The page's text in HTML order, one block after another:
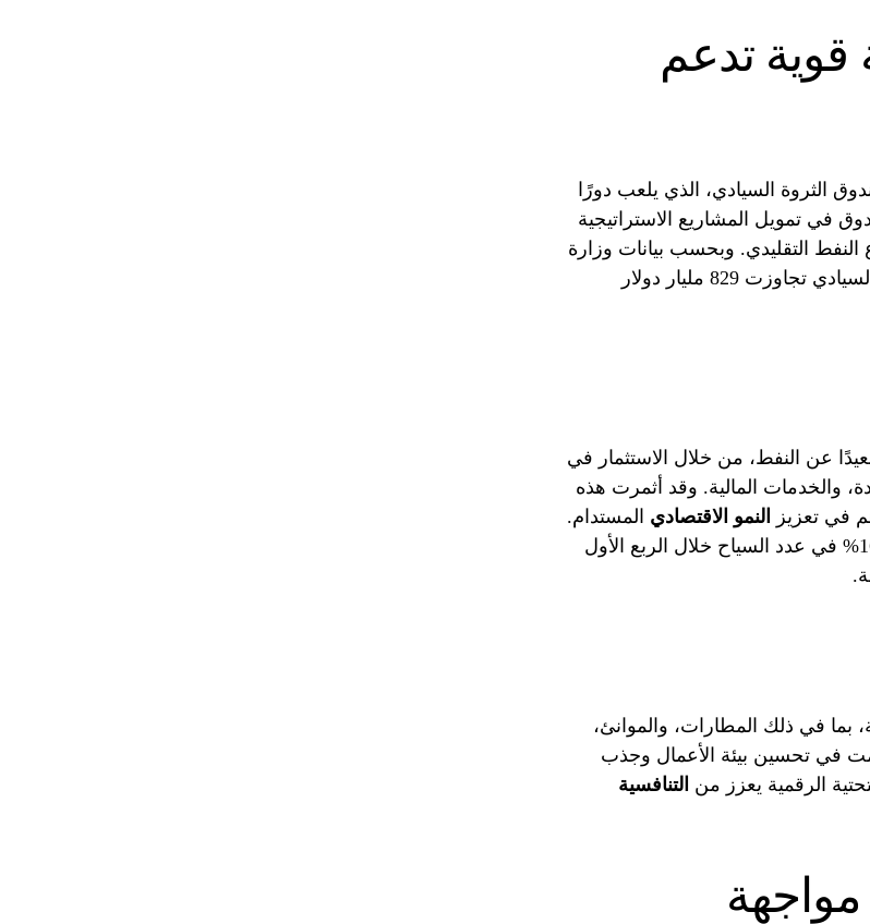
قوية تدعم
الثروة السيادي، الذي يلعب دورًا
في تمويل المشاريع الاستراتيجية
النفط التقليدي. وبحسب بيانات وزارة
المالية، فإن الأصول المدارة من قبل صندوق الثروة السيادي تجاوزت 829 مليار دولار
عن النفط، من خلال الاستثمار في
والخدمات المالية. وقد أثمرت هذه
في تعزيز
النمو الاقتصادي المستدام.
على سبيل المثال، شهد قطاع السياحة زيادة بنسبة 16% في عدد السياح خلال الربع الأول
بما في ذلك المطارات، والموانئ،
في تحسين بيئة الأعمال وجذب
الرقمية يعزز من التنافسية
مواجهة